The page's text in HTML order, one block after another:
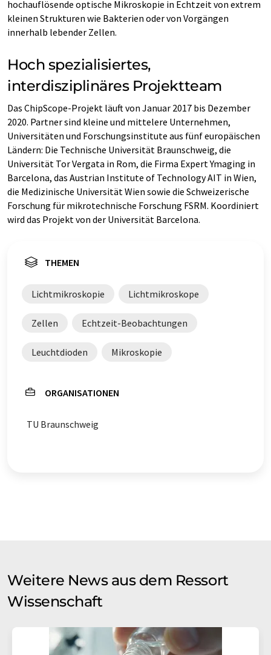
hochauflösende optische Mikroskopie in Echtzeit von extrem
kleinen Strukturen wie Bakterien oder von Vorgängen
innerhalb lebender Zellen.
Hoch spezialisiertes,
interdisziplinäres Projektteam
Das ChipScope-Projekt läuft von Januar 2017 bis Dezember
2020. Partner sind kleine und mittelere Unternehmen,
Universitäten und Forschungsinstitute aus fünf europäischen
Ländern: Die Technische Universität Braunschweig, die
Universität Tor Vergata in Rom, die Firma Expert Ymaging in
Barcelona, das Austrian Institute of Technology AIT in Wien,
die Medizinische Universität Wien sowie die Schweizerische
Forschung für mikrotechnische Forschung FSRM. Koordiniert
wird das Projekt von der Universität Barcelona.
THEMEN
Lichtmikroskopie Lichtmikroskope
Zellen Echtzeit-Beobachtungen
Leuchtdioden Mikroskopie
ORGANISATIONEN
TU Braunschweig
Weitere News aus dem Ressort
Wissenschaft